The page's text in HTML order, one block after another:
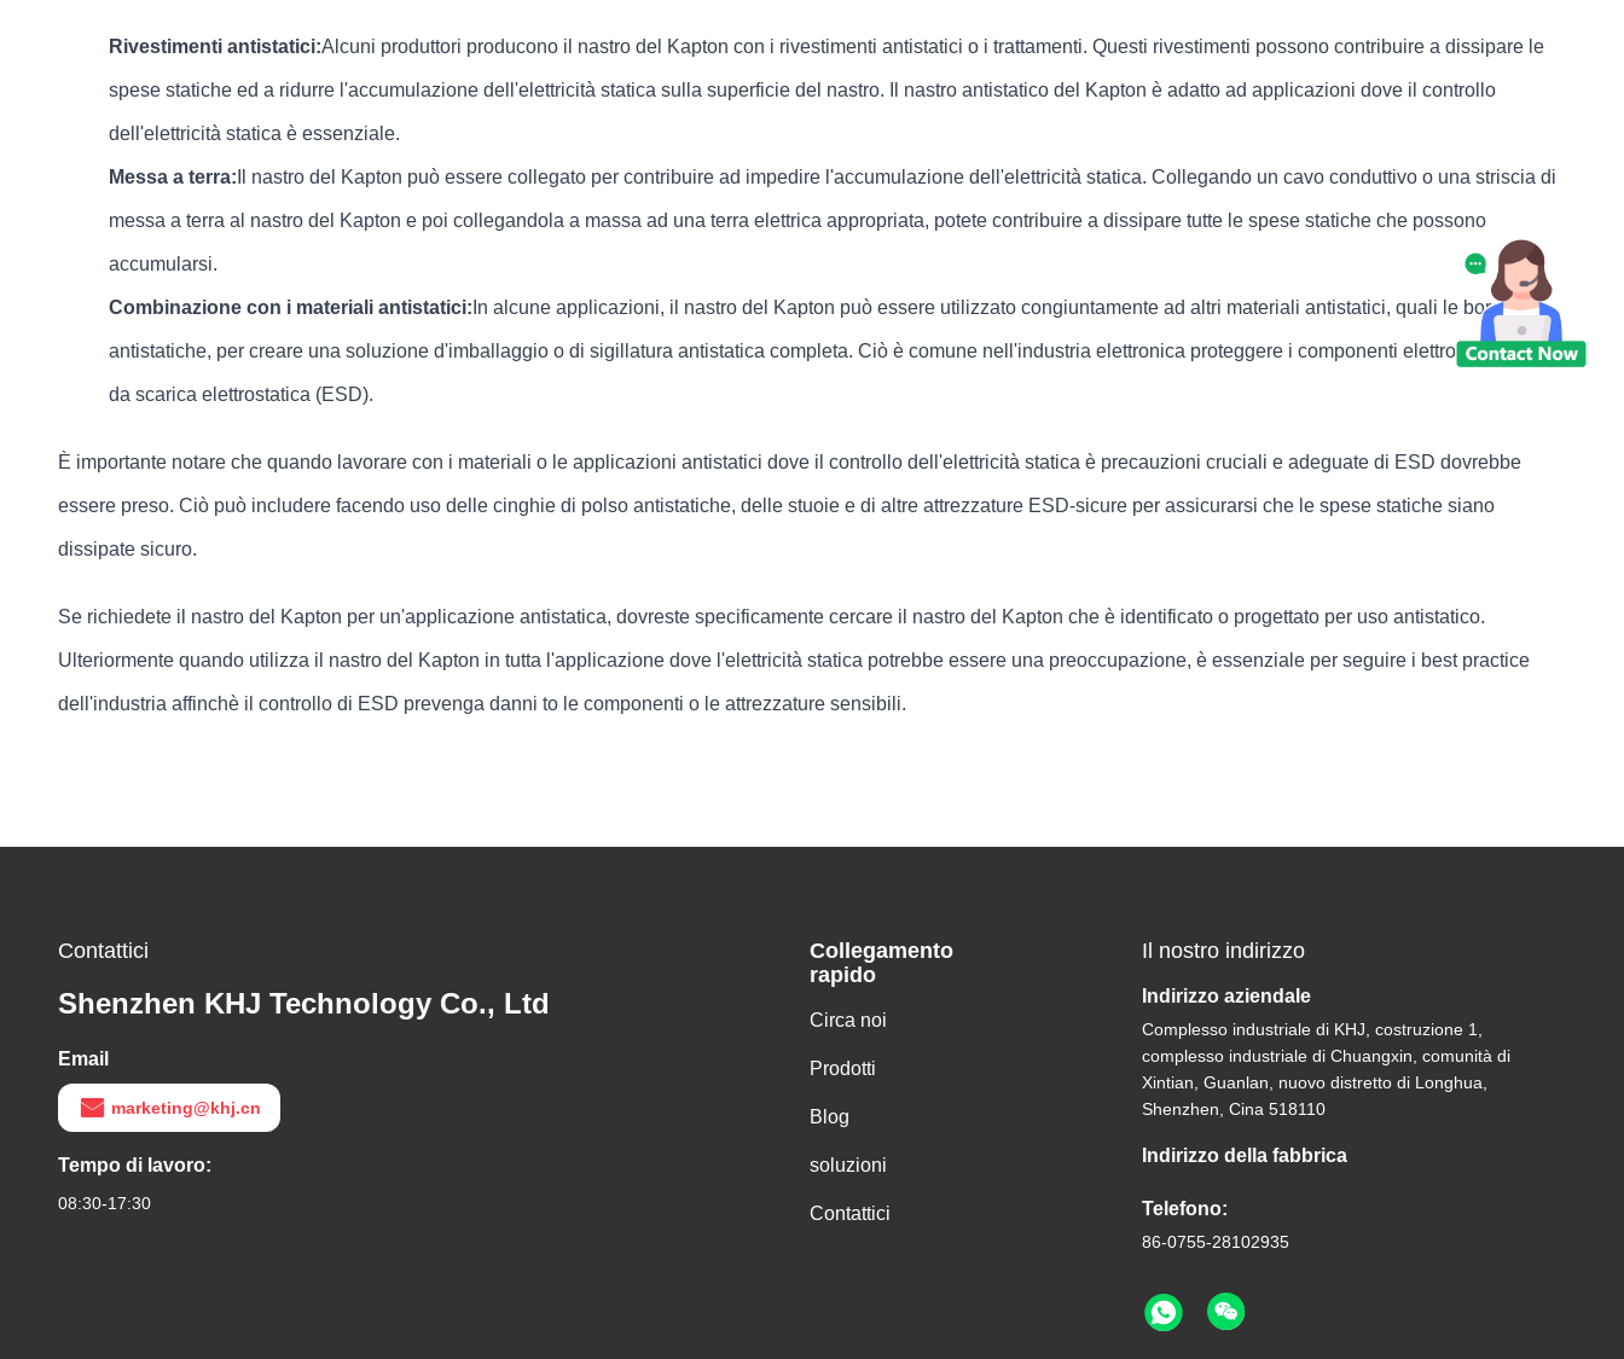
Rivestimenti antistatici:Alcuni produttori producono il nastro del Kapton con i rivestimenti antistatici o i trattamenti. Questi rivestimenti possono contribuire a dissipare le
spese statiche ed a ridurre l'accumulazione dell'elettricità statica sulla superficie del nastro. Il nastro antistatico del Kapton è adatto ad applicazioni dove il controllo
dell'elettricità statica è essenziale.
Messa a terra: Il nastro del Kapton può essere collegato per contribuire ad impedire l'accumulazione dell'elettricità statica. Collegando un cavo conduttivo o una striscia di
messa a terra al nastro del Kapton e poi collegandola a massa ad una terra elettrica appropriata, potete contribuire a dissipare tutte le spese statiche che possono
accumularsi.
Combinazione con i materiali antistatici: In alcune applicazioni, il nastro del Kapton può essere utilizzato congiuntamente ad altri materiali antistatici, quali le borse
antistatiche, per creare una soluzione d'imballaggio o di sigillatura antistatica completa. Ciò è comune nell'industria elettronica proteggere i componenti elettronici sensibili
da scarica elettrostatica (ESD).
È importante notare che quando lavorare con i materiali o le applicazioni antistatici dove il controllo dell'elettricità statica è precauzioni cruciali e adeguate di ESD dovrebbe
essere preso. Ciò può includere facendo uso delle cinghie di polso antistatiche, delle stuoie e di altre attrezzature ESD-sicure per assicurarsi che le spese statiche siano
dissipate sicuro.
Se richiedete il nastro del Kapton per un'applicazione antistatica, dovreste specificamente cercare il nastro del Kapton che è identificato o progettato per uso antistatico.
Ulteriormente quando utilizza il nastro del Kapton in tutta l'applicazione dove l'elettricità statica potrebbe essere una preoccupazione, è essenziale per seguire i best practice
dell'industria affinchè il controllo di ESD prevenga danni to le componenti o le attrezzature sensibili.
Contattici
Shenzhen KHJ Technology Co., Ltd
Email
marketing@khj.cn
Tempo di lavoro:
08:30-17:30
Collegamento
rapido
Circa noi
Prodotti
Blog
soluzioni
Contattici
Il nostro indirizzo
Indirizzo aziendale
Complesso industriale di KHJ, costruzione 1,
complesso industriale di Chuangxin, comunità di
Xintian, Guanlan, nuovo distretto di Longhua,
Shenzhen, Cina 518110
Indirizzo della fabbrica
Telefono:
86-0755-28102935